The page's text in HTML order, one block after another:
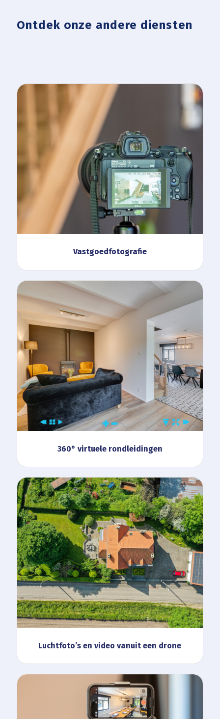
Ontdek onze andere diensten
Vastgoedfotografie
360° virtuele rondleidingen
Luchtfoto’s en video vanuit een drone